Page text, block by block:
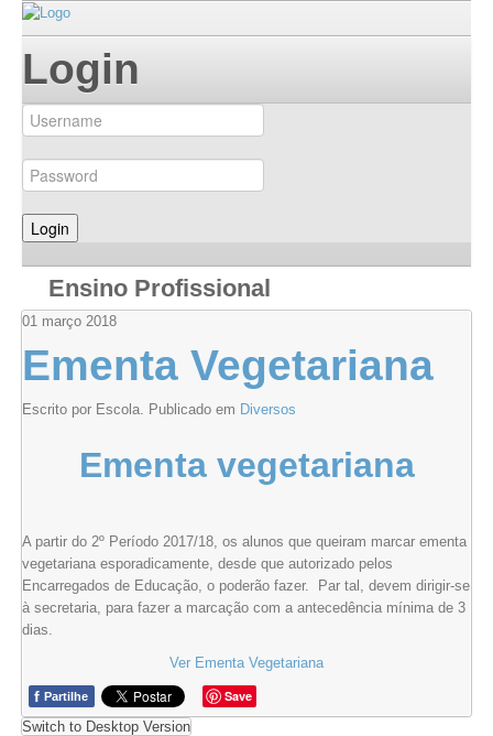
Login
Ensino Profissional
01 março 2018
Ementa Vegetariana
Escrito por Escola. Publicado em Diversos
Ementa vegetariana
A partir do 2º Período 2017/18, os alunos que queiram marcar ementa
vegetariana esporadicamente, desde que autorizado pelos
Encarregados de Educação, o poderão fazer. Par tal, devem dirigir-se
à secretaria, para fazer a marcação com a antecedência mínima de 3
dias.
Ver Ementa Vegetariana
f Partilhe
Save
Switch to Desktop Version